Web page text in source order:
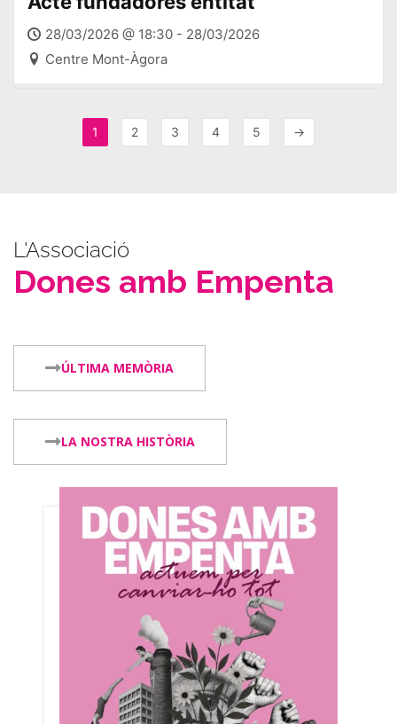
28/03/2026 @ 18:30 - 28/03/2026
Centre Mont-Àgora
1 2 3 4 5 →
L'Associació
Dones amb Empenta
ÚLTIMA MEMÒRIA
LA NOSTRA HISTÒRIA